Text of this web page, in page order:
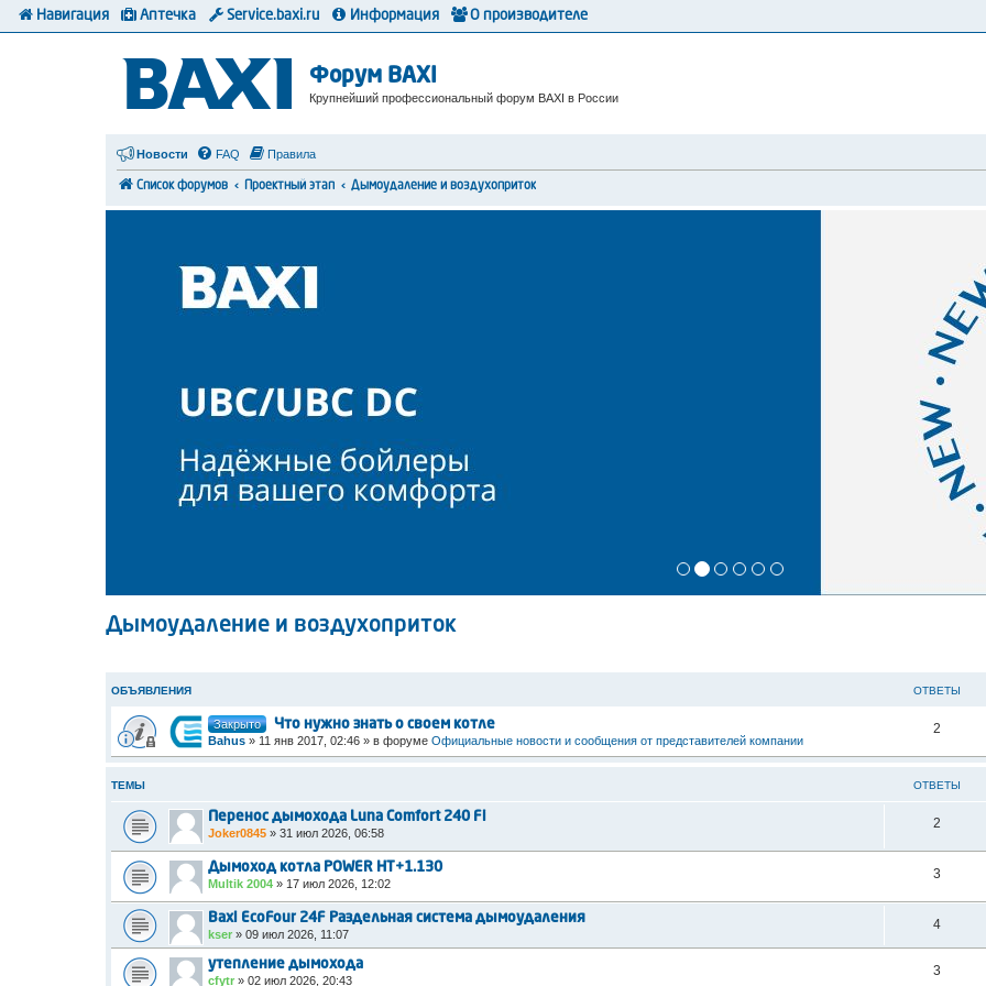
Форум BAXI
Крупнейший профессиональный форум BAXI в России
Новости FAQ Правила
Список форумов Проектный этап Дымоудаление и воздухоприток
Дымоудаление и воздухоприток
ОБЪЯВЛЕНИЯ ОТВЕТЫ
Закрыто Что нужно знать о своем котле
Bahus » 11 янв 2017, 02:46 » в форуме Официальные новости и сообщения от представителей компании
2
ТЕМЫ ОТВЕТЫ
Перенос дымохода Luna Comfort 240 Fi
Joker0845 » 31 июл 2026, 06:58
2
Дымоход котла POWER HT+1.130
Multik 2004 » 17 июл 2026, 12:02
3
Baxi EcoFour 24F Раздельная система дымоудаления
kser » 09 июл 2026, 11:07
4
утепление дымохода
cfytr » 02 июл 2026, 20:43
3
Навигация Аптечка Service.baxi.ru Информация О производителе